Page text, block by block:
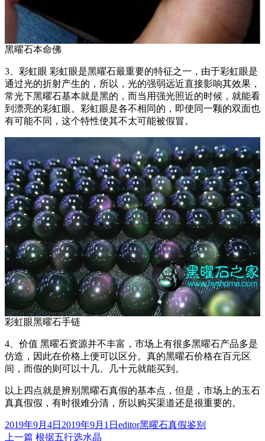
黑曜石本命佛
3、彩虹眼 彩虹眼是黑曜石最重要的特征之一，由于彩虹眼是
通过光的折射产生的，所以，光的强弱远近直接影响其效果，
常光下黑曜石基本就是黑的，而当用强光照近的时候，就能看
到漂亮的彩虹眼。彩虹眼是各不相同的，即使同一颗的双面也
有可能不同，这个特性使其不太可能被假冒。
彩虹眼黑曜石手链
4、价值 黑曜石资源并不丰富，市场上有很多黑曜石产品多是
仿造，因此在价格上便可以区分。真的黑曜石价格在百元区
间，而假的则可以十几、几十元就能买到。
以上四点就是辨别黑曜石真假的基本点，但是，市场上的玉石
真真假假，有时很难分清，所以购买渠道还是很重要的。
发
布
2019年9月4日 2019年9月1日 作
editor分
黑曜石真假鉴别
上一篇 上
根据五行选水晶